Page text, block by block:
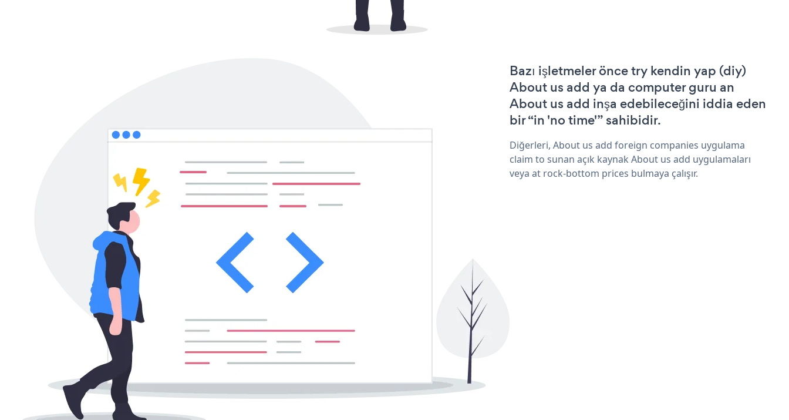
Bazı işletmeler önce try kendin yap (diy)
About us add ya da computer guru an
About us add inşa edebileceğini iddia eden
bir “in 'no time'” sahibidir.
Diğerleri, About us add foreign companies uygulama
claim to sunan açık kaynak About us add uygulamaları
veya at rock-bottom prices bulmaya çalışır.